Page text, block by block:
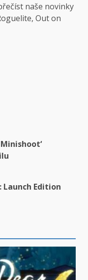
naše novinky
Out on
Launch Edition